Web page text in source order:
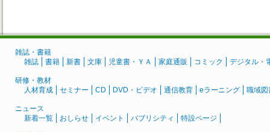
雑誌・書籍
雑誌
書籍 新書 文庫 児童書・ＹＡ 家庭通販 コミック デジタル・
研修・教材
人材育成
セミナー CD DVD・ビデオ 通信教育 eラーニング 職域図
ニュース
新着一覧
おしらせ イベント パブリシティ 特設ページ